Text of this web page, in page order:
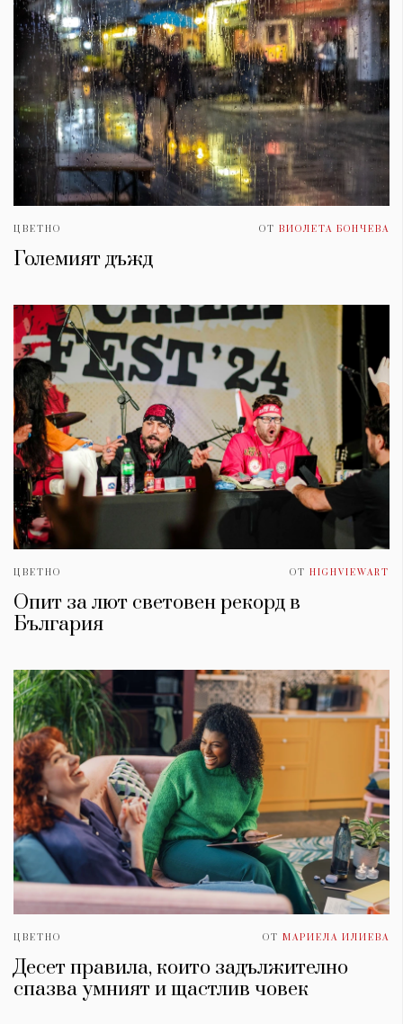
ЦВЕТНО ОТ ВИОЛЕТА БОНЧЕВА
Големият дъжд
ЦВЕТНО ОТ HIGHVIEWART
Опит за лют световен рекорд в
България
ЦВЕТНО ОТ МАРИЕЛА ИЛИЕВА
Десет правила, които задължително
спазва умният и щастлив човек